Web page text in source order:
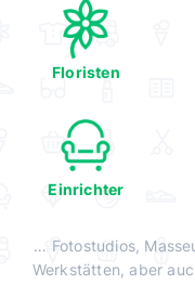
Floristen
Einrichter
… Fotostudios,
Werkstätten, aber